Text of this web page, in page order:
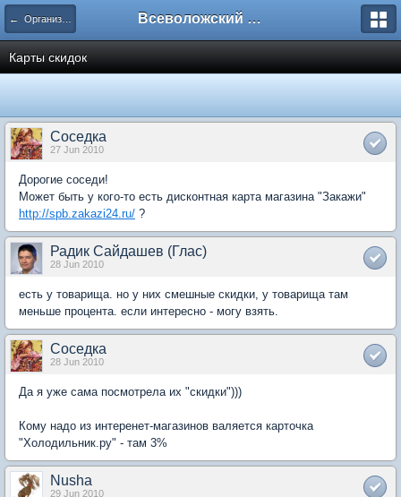
← Организации и услуги во Всеволожске Всеволожский форум
Карты скидок
Соседка
27 Jun 2010
Дорогие соседи!
Может быть у кого-то есть дисконтная карта магазина "Закажи"
http://spb.zakazi24.ru/ ?
Радик Сайдашев (Глас)
28 Jun 2010
есть у товарища. но у них смешные скидки, у товарища там
меньше процента. если интересно - могу взять.
Соседка
28 Jun 2010
Да я уже сама посмотрела их "скидки")))
Кому надо из интеренет-магазинов валяется карточка
"Холодильник.ру" - там 3%
Nusha
29 Jun 2010